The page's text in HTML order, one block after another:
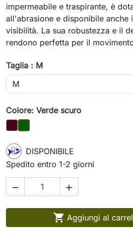
impermeabile e traspirante, è
all'abrasione e disponibile anche
visibilità. La sua robustezza e il
rendono perfetta per il
Taglia : M
Colore: Verde scuro
Marrone scuro
Verde scuro
DISPONIBILE
Spedito entro 1-2 giorni
 
 Aggiungi al